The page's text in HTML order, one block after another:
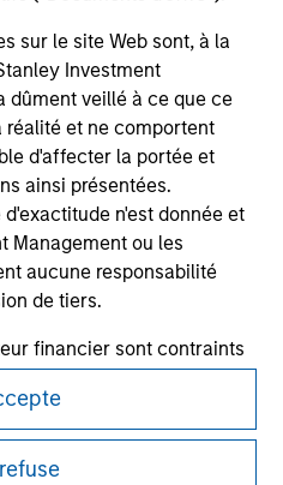
sur le site Web sont, à la
Investment
dûment veillé à ce que ce
réalité et ne comportent
d'affecter la portée et
ainsi présentées.
n'est donnée et
Management ou les
aucune responsabilité
de tiers.
financier sont contraints
destinées à
d’investissement à des
Par conséquent, une
souscripteurs est
promotionnelle.